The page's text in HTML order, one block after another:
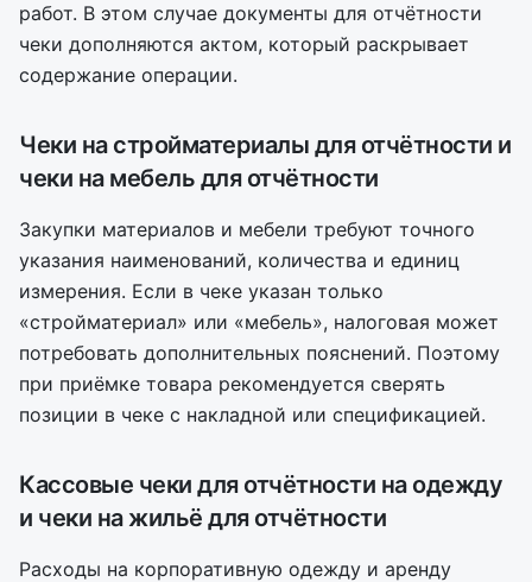
работ. В этом случае документы для отчётности
чеки дополняются актом, который раскрывает
содержание операции.
Чеки на стройматериалы для отчётности и
чеки на мебель для отчётности
Закупки материалов и мебели требуют точного
указания наименований, количества и единиц
измерения. Если в чеке указан только
«стройматериал» или «мебель», налоговая может
потребовать дополнительных пояснений. Поэтому
при приёмке товара рекомендуется сверять
позиции в чеке с накладной или спецификацией.
Кассовые чеки для отчётности на одежду
и чеки на жильё для отчётности
Расходы на корпоративную одежду и аренду